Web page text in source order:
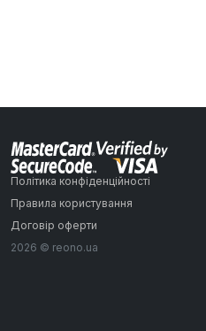
Політика конфіденційності
Правила користування
Договір оферти
2026 © reono.ua